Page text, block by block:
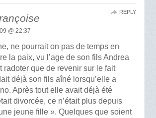
@ 22:37
ne pourrait on pas de temps en
la paix, vu l’age de son fils Andrea
radoter que de revenir sur le fait
déjà son fils aîné lorsqu’elle a
Après tout elle avait déjà été
divorcée, ce n’était plus depuis
jeune fille ». Quelques que soient
REPLY